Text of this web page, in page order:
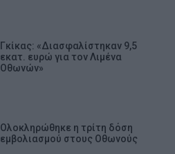
Γκίκας: «Διασφαλίστηκαν 9,5
εκατ. ευρώ για τον Λιμένα
Οθωνών»
Ολοκληρώθηκε η τρίτη δόση
εμβολιασμού στους Οθωνούς